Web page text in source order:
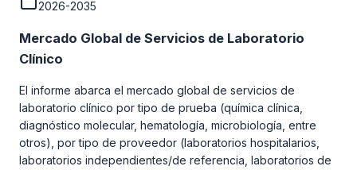
2026-2035
Mercado Global de Servicios de Laboratorio
Clínico
El informe abarca el mercado global de servicios de
laboratorio clínico por tipo de prueba (química clínica,
diagnóstico molecular, hematología, microbiología, entre
otros), por tipo de proveedor (laboratorios hospitalarios,
laboratorios independientes/de referencia, laboratorios de